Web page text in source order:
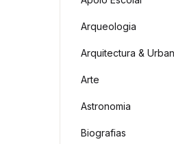
Arqueologia
Arquitectura &
Arte
Astronomia
Biografias